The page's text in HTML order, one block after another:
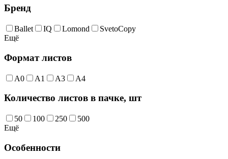
Бренд
Ballet IQ Lomond
SvetoCopy
Ещё
Формат листов
A0 A1 A3 A4
Количество листов в пачке, шт
50 100 250
500
Ещё
Особенности